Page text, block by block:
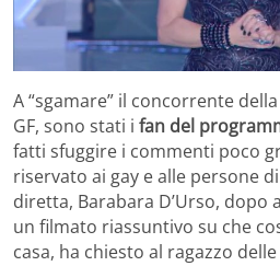
A “sgamare” il concorrente
GF, sono stati i fan del
fatti sfuggire i commenti poco
riservato ai gay e alle persone
diretta, Barabara D’Urso, dopo
un filmato riassuntivo su che
casa, ha chiesto al ragazzo